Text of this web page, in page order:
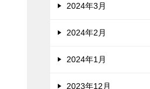
2024年3月
2024年2月
2024年1月
2023年12月